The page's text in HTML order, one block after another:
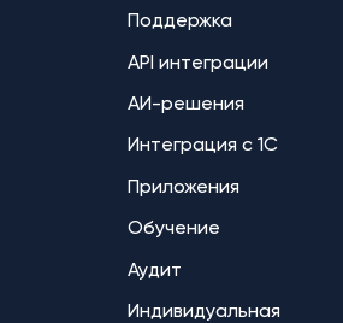
Поддержка
API интеграции
АИ-решения
Интеграция с 1С
Приложения
Обучение
Аудит
Индивидуальная